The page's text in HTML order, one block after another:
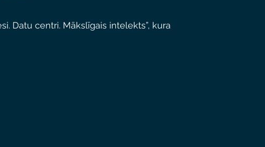
Datu centri. Mākslīgais intelekts”, kura